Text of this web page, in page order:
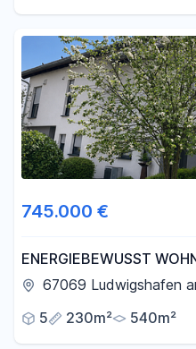
745.000 €
ENERGIEBEWUSST
Doppelhaushälfte in
67069 Ludwigshafen
5
230m² 540m²